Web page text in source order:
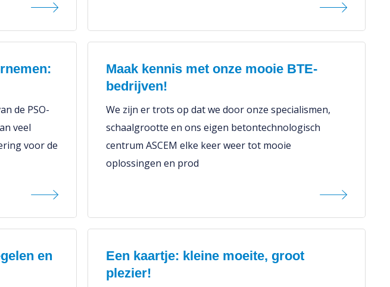
de PSO-
veel
voor de
Maak kennis met onze mooie BTE-
bedrijven!
We zijn er trots op dat we door onze specialismen,
schaalgrootte en ons eigen betontechnologisch
centrum ASCEM elke keer weer tot mooie
oplossingen en prod
en
Een kaartje: kleine moeite, groot
plezier!